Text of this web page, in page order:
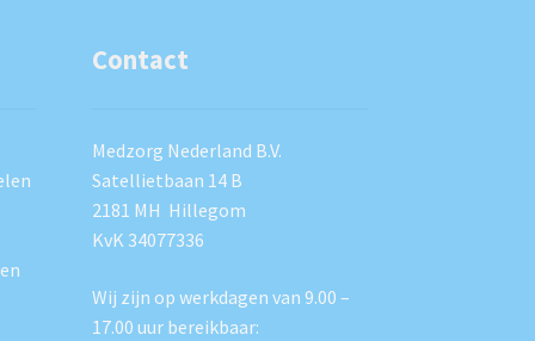
Contact
Medzorg Nederland B.V.
Satellietbaan 14 B
2181 MH Hillegom
KvK 34077336
Wij zijn op werkdagen van 9.00 –
17.00 uur bereikbaar: